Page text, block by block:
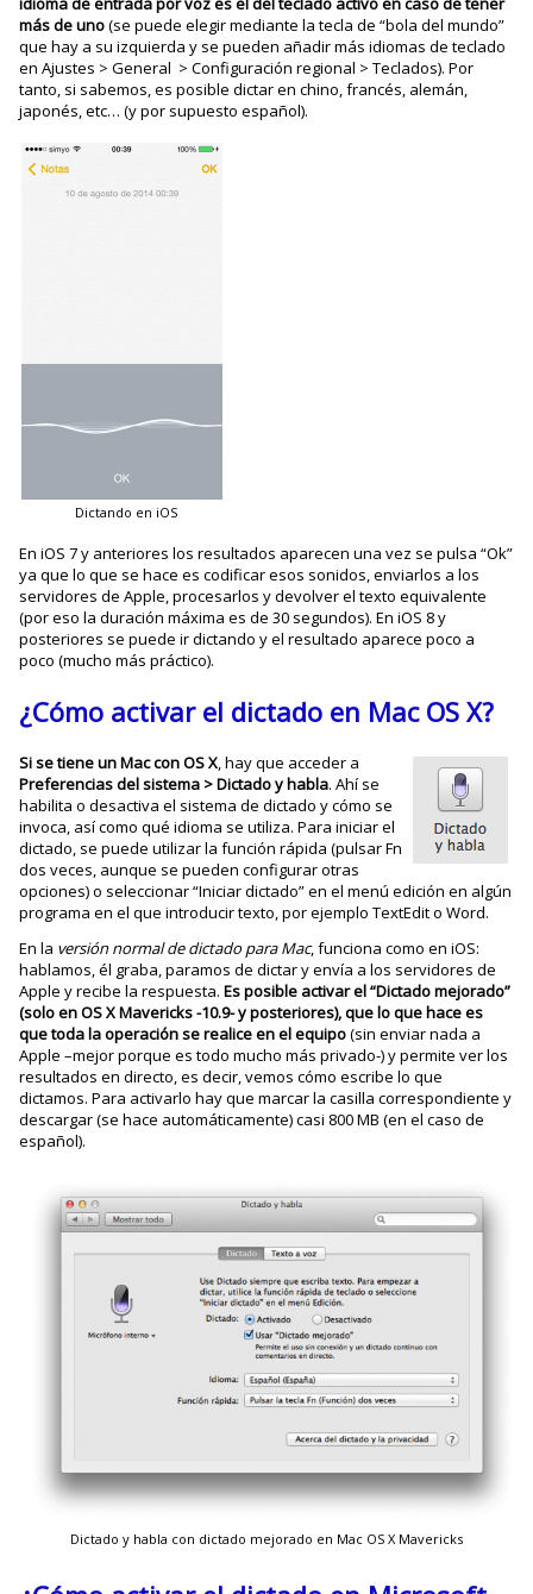
más de uno(se puede elegir mediante la tecla de “bola del mundo”
que hay a su izquierda y se pueden añadir más idiomas de teclado
en Ajustes > General > Configuración regional > Teclados). Por
tanto, si sabemos, es posible dictar en chino, francés, alemán,
japonés, etc… (y por supuesto español).
Dictando en iOS
En iOS 7 y anteriores los resultados aparecen una vez se pulsa “Ok”
ya que lo que se hace es codificar esos sonidos, enviarlos a los
servidores de Apple, procesarlos y devolver el texto equivalente
(por eso la duración máxima es de 30 segundos). En iOS 8 y
posteriores se puede ir dictando y el resultado aparece poco a
poco (mucho más práctico).
¿Cómo activar el dictado en Mac OS X?
Si se tiene un Mac con OS X, hay que acceder a
Preferencias del sistema > Dictado y habla. Ahí se
habilita o desactiva el sistema de dictado y cómo se
invoca, así como qué idioma se utiliza. Para iniciar el
dictado, se puede utilizar la función rápida (pulsar Fn
dos veces, aunque se pueden configurar otras
opciones) o seleccionar “Iniciar dictado” en el menú edición en algún
programa en el que introducir texto, por ejemplo TextEdit o Word.
En la versión normal de dictado para Mac, funciona como en iOS:
hablamos, él graba, paramos de dictar y envía a los servidores de
Apple y recibe la respuesta.Es posible activar el “Dictado mejorado”
(solo en OS X Mavericks -10.9- y posteriores), que lo que hace es
que toda la operación se realice en el equipo(sin enviar nada a
Apple –mejor porque es todo mucho más privado-) y permite ver los
resultados en directo, es decir, vemos cómo escribe lo que
dictamos. Para activarlo hay que marcar la casilla correspondiente y
descargar (se hace automáticamente) casi 800 MB (en el caso de
español).
Dictado y habla con dictado mejorado en Mac OS X Mavericks